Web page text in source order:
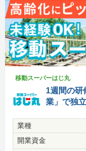
移動スーパーはじ丸
1週間の研
業」で独
業種
開業資金